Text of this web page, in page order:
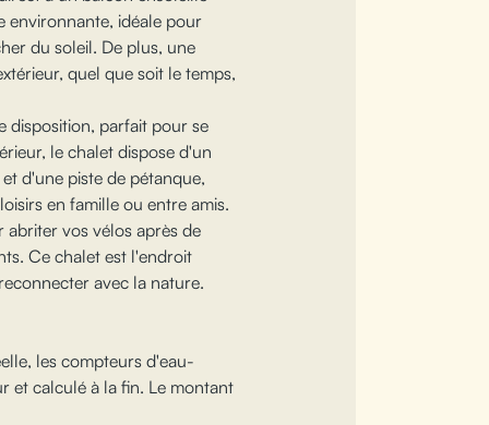
environnante, idéale pour
du soleil. De plus, une
quel que soit le temps,
disposition, parfait pour se
le chalet dispose d'un
d'une piste de pétanque,
en famille ou entre amis.
abriter vos vélos après de
Ce chalet est l'endroit
avec la nature.
les compteurs d'eau-
et calculé à la fin. Le montant